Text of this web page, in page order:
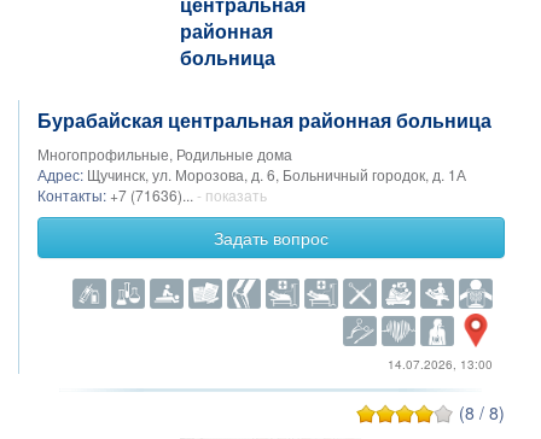
Бурабайская центральная районная больница
Многопрофильные, Родильные дома
Адрес: Щучинск, ул. Морозова, д. 6, Больничный городок, д. 1А
Контакты: +7 (71636)... - показать
Задать вопрос
14.07.2026, 13:00
(8 / 8)